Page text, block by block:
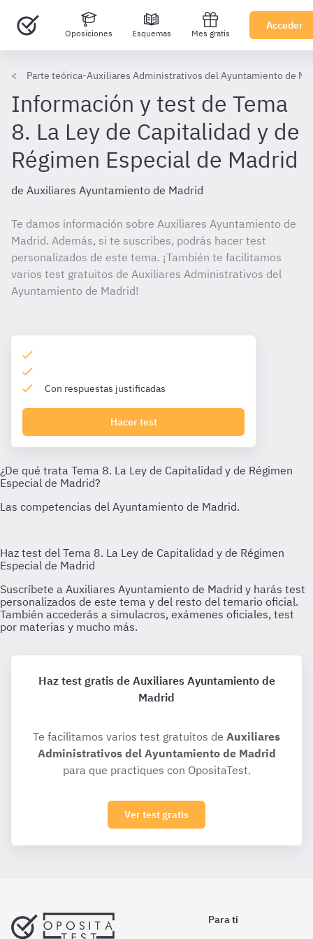
Oposiciones Esquemas Mes gratis
Acceder
Parte teórica-Auxiliares Administrativos del Ayuntamiento de
Información y test de Tema
8. La Ley de Capitalidad y de
Régimen Especial de Madrid
de Auxiliares Ayuntamiento de Madrid
Te damos información sobre Auxiliares Ayuntamiento de
Madrid. Además, si te suscribes, podrás hacer test
personalizados de este tema. ¡También te facilitamos
varios test gratuitos de Auxiliares Administrativos del
Ayuntamiento de Madrid!
Con respuestas justificadas
Hacer test
Haz test gratis de Auxiliares Ayuntamiento de
Madrid
Te facilitamos varios test gratuitos de Auxiliares
Administrativos del Ayuntamiento de Madrid
para que practiques con OpositaTest.
Ver test gratis
Para ti